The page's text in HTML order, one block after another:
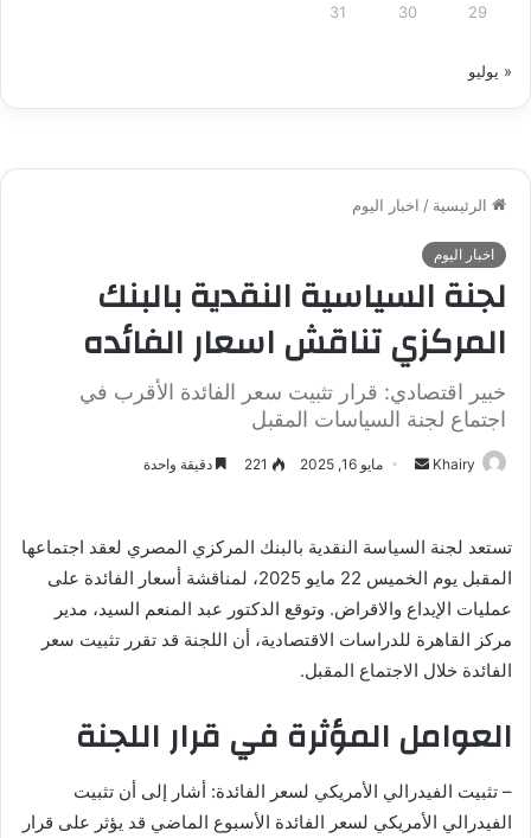
29
30
31
« يوليو